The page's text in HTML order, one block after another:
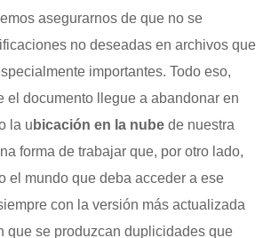
asegurarnos de que no se
no deseadas en archivos que
importantes. Todo eso,
el documento llegue a abandonar en
la u bicación en la nube de nuestra
forma de trabajar que, por otro lado,
el mundo que deba acceder a ese
con la versión más actualizada
que se produzcan duplicidades que